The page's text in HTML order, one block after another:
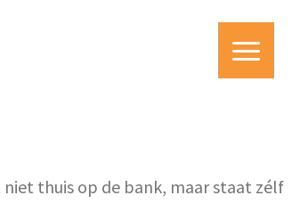
niet thuis op de bank, maar staat zélf